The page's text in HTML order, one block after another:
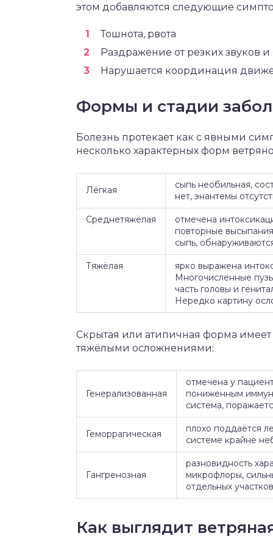
этом добавляются следующие
Тошнота, рвота
Раздражение от резких звуков и
Нарушается координация
Формы и стадии
Болезнь протекает как с явными
несколько характерных форм
Лёгкая
сыпь необильная,
нет, энантемы
Среднетяжёлая
отмечена
повторные
сыпь,
Тяжёлая
ярко выражена
Многочисленные
часть головы и
Нередко картину
Скрытая или атипичная форма
тяжёлыми осложнениями:
Генерализованная
отмечена у
пониженным
система,
Геморрагическая
плохо поддаётся
системе крайне
Гангренозная
разновидность
микрофлоры,
отдельных
Как выглядит